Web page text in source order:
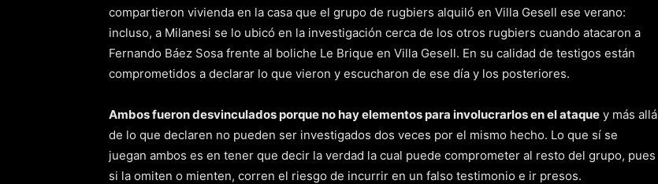
compartieron vivienda en la casa que el grupo de rugbiers alquiló en Villa Gesell ese verano:
incluso, a Milanesi se lo ubicó en la investigación cerca de los otros rugbiers cuando atacaron a
Fernando Báez Sosa frente al boliche Le Brique en Villa Gesell. En su calidad de testigos están
comprometidos a declarar lo que vieron y escucharon de ese día y los posteriores.
Ambos fueron desvinculados porque no hay elementos para involucrarlos en el ataque y más allá
de lo que declaren no pueden ser investigados dos veces por el mismo hecho. Lo que sí se
juegan ambos es en tener que decir la verdad la cual puede comprometer al resto del grupo, pues
si la omiten o mienten, corren el riesgo de incurrir en un falso testimonio e ir presos.